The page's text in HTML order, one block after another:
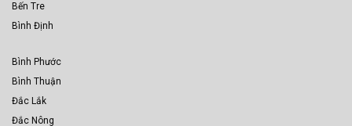
Bến Tre
Bình Định
Bình Phước
Bình Thuận
Đắc Lắk
Đắc Nông